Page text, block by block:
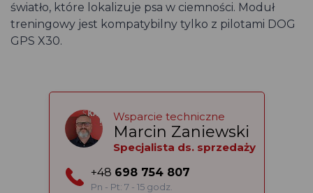
światło, które lokalizuje psa w ciemności. Moduł
treningowy jest kompatybilny tylko z pilotami DOG
GPS X30.
Wsparcie techniczne
Marcin Zaniewski
Specjalista ds. sprzedaży
+48 698 754 807
Pn - Pt: 7 - 15 godz.